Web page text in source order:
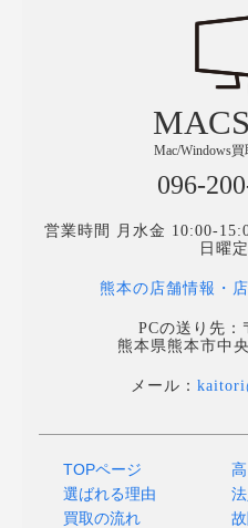
Mac/Windows
096-
営業時間 月水金 10:00-
日曜
熊本の店舗情報・
PCの送り先：
熊本県熊本市中
メール：
TOPページ
選ばれる理由
買取の流れ